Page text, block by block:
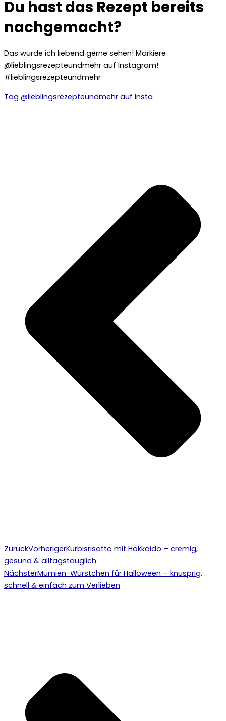
Du hast das Rezept bereits
nachgemacht?
Das würde ich liebend gerne sehen! Markiere
@lieblingsrezepteundmehr auf Instagram!
#lieblingsrezepteundmehr
Tag @lieblingsrezepteundmehr auf Insta
ZurückVorherigerKürbisrisotto mit Hokkaido – cremig,
gesund & alltagstauglich
NächsterMumien-Würstchen für Halloween – knusprig,
schnell & einfach zum Verlieben